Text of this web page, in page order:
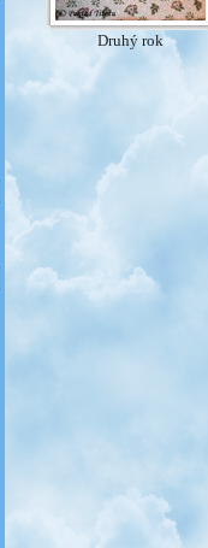
Druhý rok